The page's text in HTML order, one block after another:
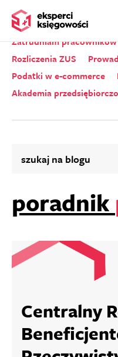
Wszystkie kategorie
Zatrudniam pracowników
Rozliczenia ZUS
Podatki w e-commerce
Akademia
poradnik
Centralny